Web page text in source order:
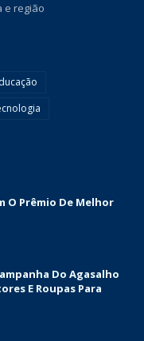
e região
O Prêmio De Melhor
Do Agasalho
E Roupas Para